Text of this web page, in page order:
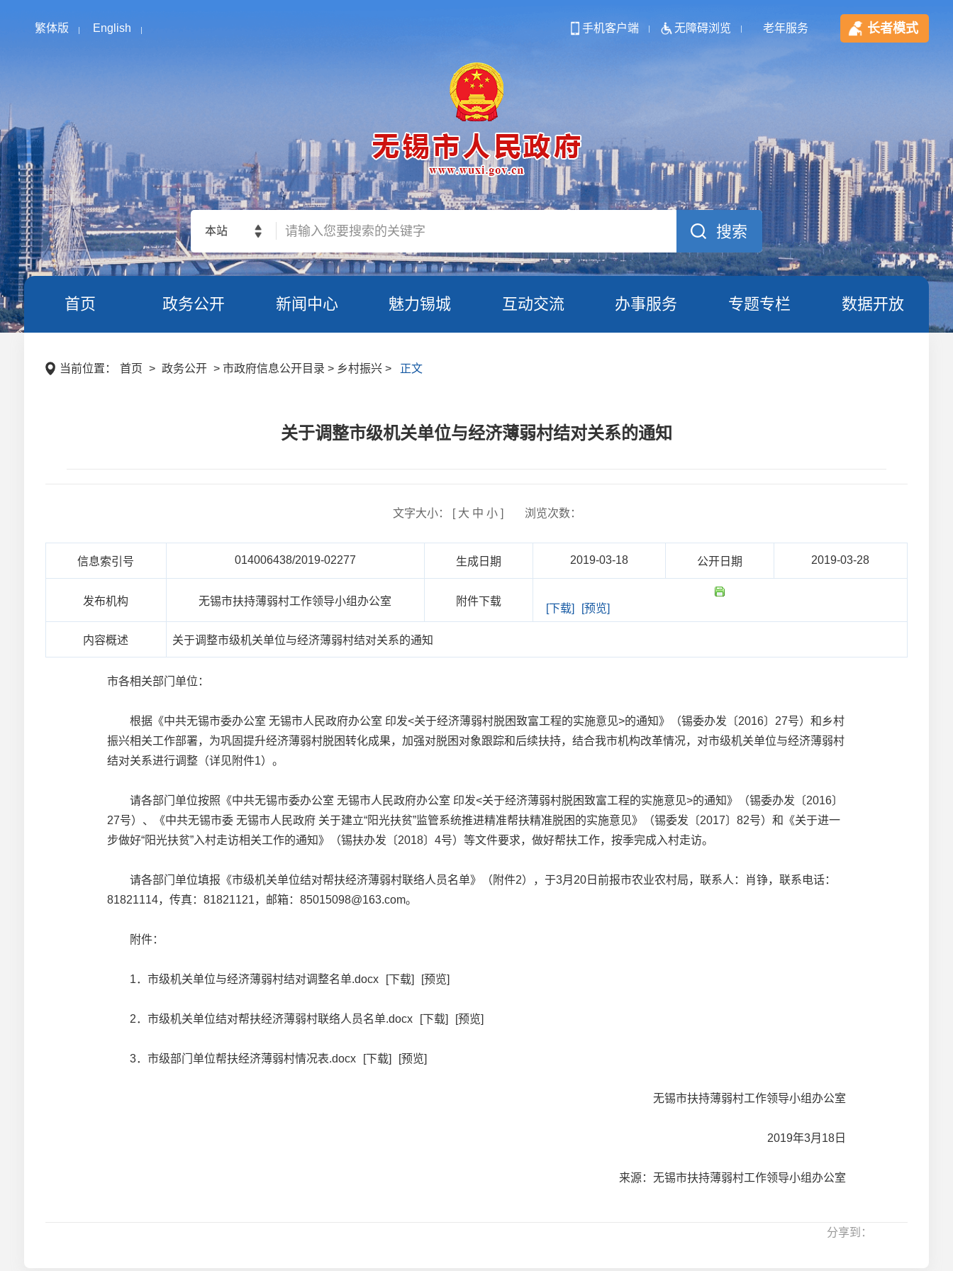
繁体版 English 手机客户端 无障碍浏览 老年服务 长者模式
本站
首页 政务公开 新闻中心 魅力锡城 互动交流 办事服务 专题专栏 数据开放
当前位置： 首页 > 政务公开 > 市政府信息公开目录 > 乡村振兴 > 正文
关于调整市级机关单位与经济薄弱村结对关系的通知
文字大小： [ 大 中 小] 浏览次数：
信息索引号 014006438/2019-02277 生成日期 2019-03-18 公开日期 2019-03-28
发布机构 无锡市扶持薄弱村工作领导小组办公室 附件下载
[下载] [预览]
内容概述 关于调整市级机关单位与经济薄弱村结对关系的通知
市各相关部门单位：
根据《中共无锡市委办公室 无锡市人民政府办公室 印发<关于经济薄弱村脱困致富工程的实施意见>的通知》（锡委办发〔2016〕27号）和乡村
振兴相关工作部署，为巩固提升经济薄弱村脱困转化成果，加强对脱困对象跟踪和后续扶持，结合我市机构改革情况，对市级机关单位与经济薄弱村
结对关系进行调整（详见附件1）。
请各部门单位按照《中共无锡市委办公室 无锡市人民政府办公室 印发<关于经济薄弱村脱困致富工程的实施意见>的通知》（锡委办发〔2016〕
27号）、《中共无锡市委 无锡市人民政府 关于建立“阳光扶贫”监管系统推进精准帮扶精准脱困的实施意见》（锡委发〔2017〕82号）和《关于进一
步做好“阳光扶贫”入村走访相关工作的通知》（锡扶办发〔2018〕4号）等文件要求，做好帮扶工作，按季完成入村走访。
请各部门单位填报《市级机关单位结对帮扶经济薄弱村联络人员名单》（附件2），于3月20日前报市农业农村局，联系人：肖铮，联系电话：
81821114，传真：81821121，邮箱：85015098@163.com。
附件：
1．市级机关单位与经济薄弱村结对调整名单.docx [下载] [预览]
2．市级机关单位结对帮扶经济薄弱村联络人员名单.docx [下载] [预览]
3．市级部门单位帮扶经济薄弱村情况表.docx [下载] [预览]
无锡市扶持薄弱村工作领导小组办公室
2019年3月18日
来源：无锡市扶持薄弱村工作领导小组办公室
分享到：